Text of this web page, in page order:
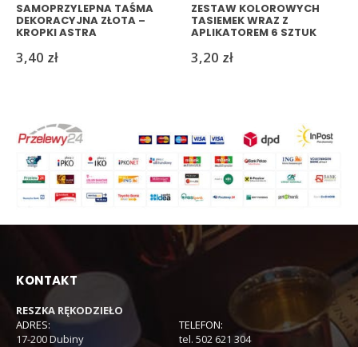
SAMOPRZYLEPNA TAŚMA
DEKORACYJNA ZŁOTA –
KROPKI ASTRA
3,40 zł
ZESTAW KOLOROWYCH
TASIEMEK WRAZ Z
APLIKATOREM 6 SZTUK
3,20 zł
KONTAKT
RESZKA RĘKODZIEŁO
ADRES:
17-200 Dubiny
TELEFON:
tel. 502 621 304